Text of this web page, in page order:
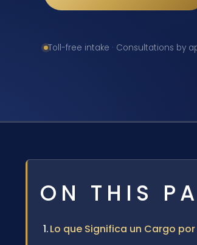
Toll-free intake · Consultations by
ON THIS
Lo que Significa un Cargo